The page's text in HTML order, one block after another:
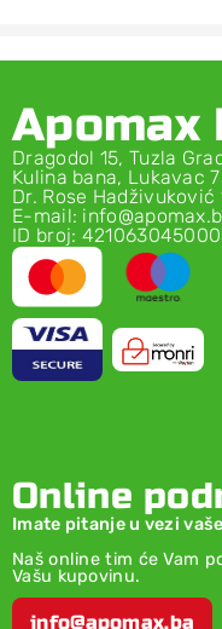
Apomax
Dragodol 15, Tuzla
Kulina bana, Lukavac
Dr. Rose Hadživuković
E-mail:
ID broj:
Online
Imate pitanje u vezi
Naš online tim će Vam
Vašu kupovinu.
info@apomax.ba